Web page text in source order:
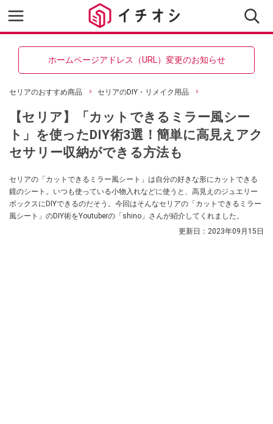
ホームページアドレス（URL）変更のお知らせ
セリアのおすすめ商品 セリアのDIY・リメイク用品
【セリア】「カットできるミラー風シー
ト」を使ったDIY術3選！簡単に高見えアク
セサリー収納ができる方法も
セリアの「カットできるミラー風シート」は自分の好きな形にカットできる
鏡のシート。いつも使っている小物入れなどに使うと、高見えのジュエリー
ボックスにDIYできるのだそう。今回はそんなセリアの「カットできるミラー
風シート」のDIY術をYoutuberの「shino」さんが紹介してくれました。
更新日： 2023年09月15日